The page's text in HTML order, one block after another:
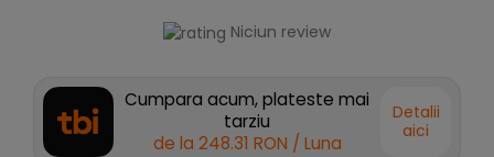
Niciun review
Cumpara acum, plateste mai
tarziu
de la 248.31 RON / Luna
Detalii
aici